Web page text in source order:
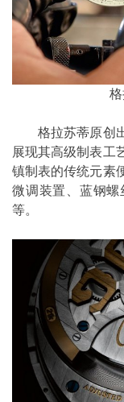
格拉苏蒂原创出
展现其高级制表工
镇制表的传统元素
微调装置、蓝钢
等。